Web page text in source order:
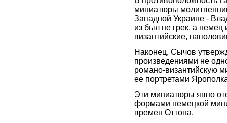
миниатюры
Западной Украине -
из был не грек, а
византийские,
Наконец, Сычов
произведениями не
романо-византийскую
ее портретами
Эти миниатюры явно
формами немецкой
времен Оттона.